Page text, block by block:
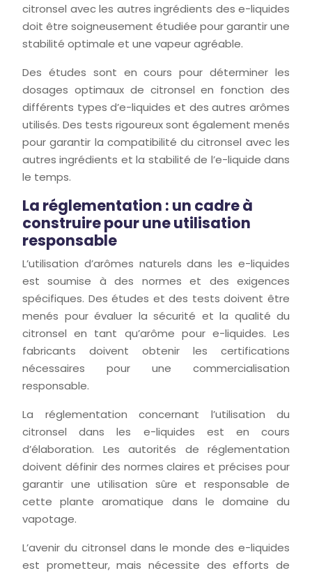
citronsel avec les autres ingrédients des e-liquides
doit être soigneusement étudiée pour garantir une
stabilité optimale et une vapeur agréable.
Des études sont en cours pour déterminer les
dosages optimaux de citronsel en fonction des
différents types d’e-liquides et des autres arômes
utilisés. Des tests rigoureux sont également menés
pour garantir la compatibilité du citronsel avec les
autres ingrédients et la stabilité de l’e-liquide dans
le temps.
La réglementation : un cadre à
construire pour une utilisation
responsable
L’utilisation d’arômes naturels dans les e-liquides
est soumise à des normes et des exigences
spécifiques. Des études et des tests doivent être
menés pour évaluer la sécurité et la qualité du
citronsel en tant qu’arôme pour e-liquides. Les
fabricants doivent obtenir les certifications
nécessaires pour une commercialisation
responsable.
La réglementation concernant l’utilisation du
citronsel dans les e-liquides est en cours
d’élaboration. Les autorités de réglementation
doivent définir des normes claires et précises pour
garantir une utilisation sûre et responsable de
cette plante aromatique dans le domaine du
vapotage.
L’avenir du citronsel dans le monde des e-liquides
est prometteur, mais nécessite des efforts de